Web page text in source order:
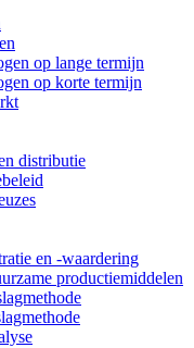
op lange termijn
op korte termijn
distributie
en -waardering
productiemiddelen